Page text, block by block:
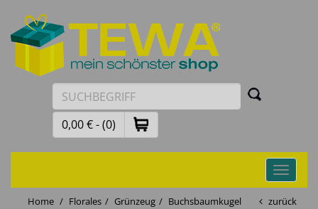
0,00 € - (0)
Toggle
Home
Florales Grünzeug Buchsbaumkugel zurück